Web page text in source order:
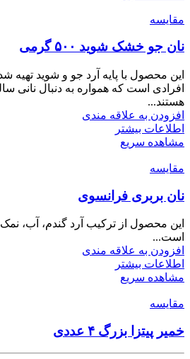
مقایسه
نان جو خشک شوید ۵۰۰ گرمی
این محصول با پایه آرد جو و شوید تهیه
افرادی است که همواره به دنبال
هستند...
افزودن به علاقه مندی
اطلاعات بیشتر
مشاهده سریع
مقایسه
نان بربری فرانسوی
این محصول از ترکیب آرد گندم، آب،
است...
افزودن به علاقه مندی
اطلاعات بیشتر
مشاهده سریع
مقایسه
خمیر پیتزا بزرگ ۴ عددی